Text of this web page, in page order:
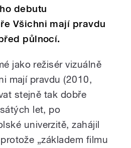
debutu
Všichni mají pravdu
půlnocí.
jako režisér vizuálně
mají pravdu (2010,
stejně tak dobře
let, po
univerzitě, zahájil
„základem filmu